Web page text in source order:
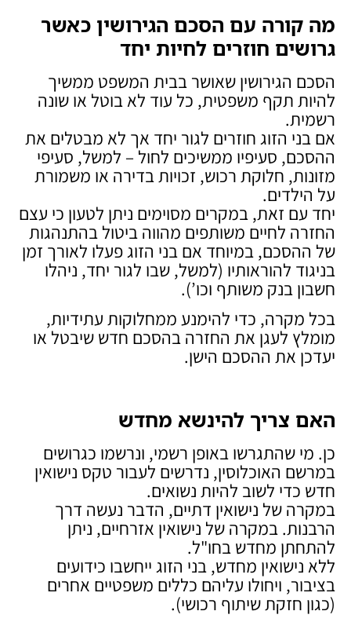
מה קורה עם הסכם הגירושין כאשר
גרושים חוזרים לחיות יחד
הסכם הגירושין שאושר בבית המשפט ממשיך
להיות תקף משפטית, כל עוד לא בוטל או שונה
רשמית.
אם בני הזוג חוזרים לגור יחד אך לא מבטלים את
ההסכם, סעיפיו ממשיכים לחול – למשל, סעיפי
מזונות, חלוקת רכוש, זכויות בדירה או משמורת
על הילדים.
יחד עם זאת, במקרים מסוימים ניתן לטעון כי עצם
החזרה לחיים משותפים מהווה ביטול בהתנהגות
של ההסכם, במיוחד אם בני הזוג פעלו לאורך זמן
בניגוד להוראותיו (למשל, שבו לגור יחד, ניהלו
חשבון בנק משותף וכו’).
בכל מקרה, כדי להימנע ממחלוקות עתידיות,
מומלץ לעגן את החזרה בהסכם חדש שיבטל או
יעדכן את ההסכם הישן.
האם צריך להינשא מחדש
כן. מי שהתגרשו באופן רשמי, ונרשמו כגרושים
במרשם האוכלוסין, נדרשים לעבור טקס נישואין
חדש כדי לשוב להיות נשואים.
במקרה של נישואין דתיים, הדבר נעשה דרך
הרבנות. במקרה של נישואין אזרחיים, ניתן
להתחתן מחדש בחו"ל.
ללא נישואין מחדש, בני הזוג ייחשבו כידועים
בציבור, ויחולו עליהם כללים משפטיים אחרים
(כגון חזקת שיתוף רכושי).